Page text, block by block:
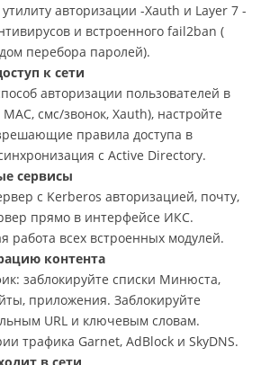
авторизации -Xauth и Layer 7 -
и встроенного fail2ban (
перебора паролей).
к сети
авторизации пользователей в
смс/звонок, Xauth), настройте
правила доступа в
с Active Directory.
сервисы
с Kerberos авторизацией, почту,
прямо в интерфейсе ИКС.
работа всех встроенных модулей.
контента
заблокируйте списки Минюста,
приложения. Заблокируйте
URL и ключевым словам.
трафика Garnet, AdBlock и SkyDNS.
в сети